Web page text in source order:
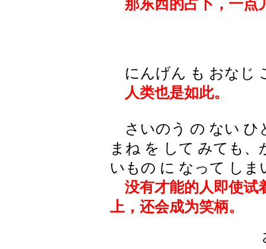
那东西的占卜，一点
にんげん も おなじ
人类也是如此。
さいのう の ない ひ
まね を して みても
いもの に なって しま
没有才能的人即使试
上，还会成为笑柄。